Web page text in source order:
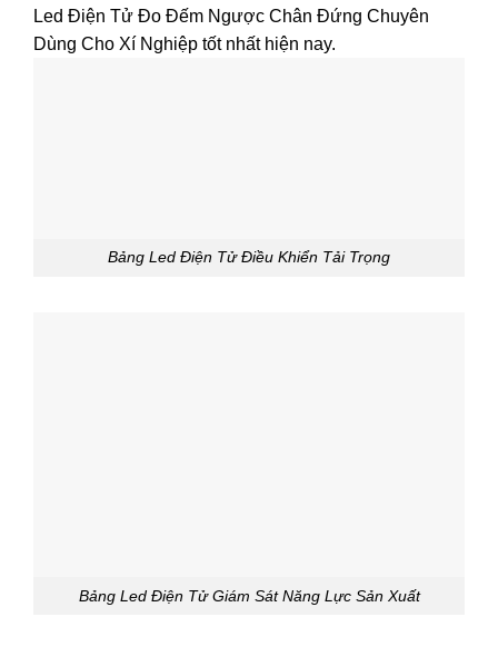
Led Điện Tử Đo Đếm Ngược Chân Đứng Chuyên
Dùng Cho Xí Nghiệp tốt nhất hiện nay.
Bảng Led Điện Tử Điều Khiển Tải Trọng
Bảng Led Điện Tử Giám Sát Năng Lực Sản Xuất